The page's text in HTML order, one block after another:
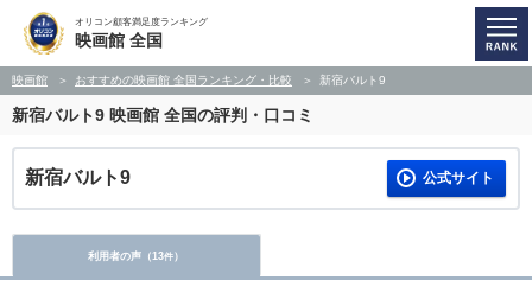
オリコン顧客満足度ランキング
映画館 全国
映画館 おすすめの映画館 全国ランキング・比較 新宿バルト9
新宿バルト9 映画館 全国の評判・口コミ
新宿バルト9 公式サイト
利用者の声（13件）